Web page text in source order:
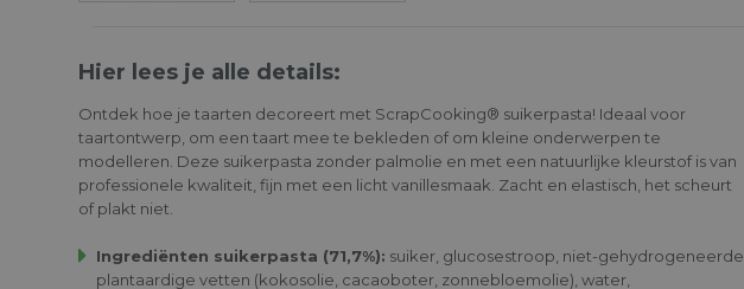
Hier lees je alle details:
Ontdek hoe je taarten decoreert met ScrapCooking® suikerpasta! Ideaal voor
taartontwerp, om een ​​taart mee te bekleden of om kleine onderwerpen te
modelleren. Deze suikerpasta zonder palmolie en met een natuurlijke kleurstof is van
professionele kwaliteit, fijn met een licht vanillesmaak. Zacht en elastisch, het scheurt
of plakt niet.
Ingrediënten suikerpasta (71,7%): suiker, glucosestroop, niet-gehydrogeneerde
plantaardige vetten (kokosolie, cacaoboter, zonnebloemolie), water,